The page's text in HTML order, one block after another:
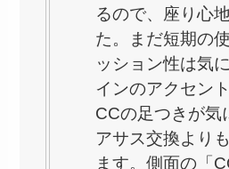
るので、座り心
た。まだ短期の
ッション性は気
インのアクセン
CCの足つきが気
アサス交換より
ます。側面の「